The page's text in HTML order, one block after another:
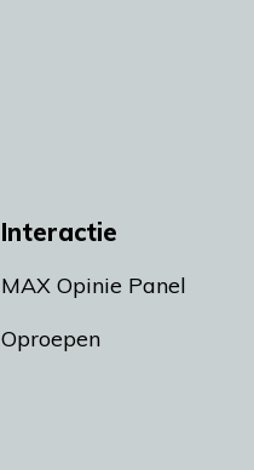
Interactie
MAX Opinie Panel
Oproepen